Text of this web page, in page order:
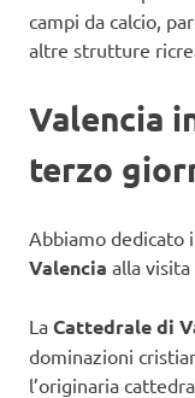
campi da calcio,
altre strutture
Valencia
terzo
Abbiamo dedicato
Valencia alla
La Cattedrale di
dominazioni
l’originaria